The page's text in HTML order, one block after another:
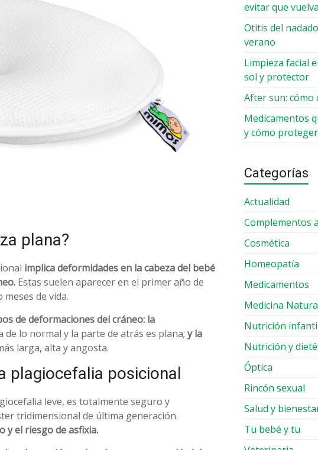
plana?
implica deformidades en la cabeza del bebé
Estas suelen aparecer en el primer año de
de vida.
de deformaciones del cráneo: la
de lo normal y la parte de atrás es plana; y la
larga, alta y angosta.
plagiocefalia posicional
leve, es totalmente seguro y
tridimensional de última generación.
y el riesgo de asfixia.
evitar que vuelva
Otitis del
verano
Limpieza facial
sol y protector
After sun: cómo
Medicamentos
y cómo
Categorías
Actualidad
Complementos
Cosmética
Homeopatía
Medicamentos
Medicina
Nutrición
Nutrición y
Óptica
Rincón sexual
Salud y
Tu bebé y tu